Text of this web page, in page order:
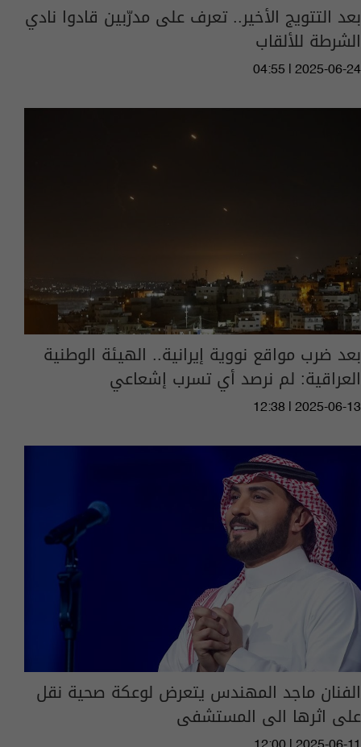
بعد التتويج الأخير.. تعرف على مدرّبين قادوا نادي
الشرطة للألقاب
04:55 | 2025-06-24
بعد ضرب مواقع نووية إيرانية.. الهيئة الوطنية
العراقية: لم نرصد أي تسرب إشعاعي
12:38 | 2025-06-13
الفنان ماجد المهندس يتعرض لوعكة صحية نقل
على اثرها الى المستشفى